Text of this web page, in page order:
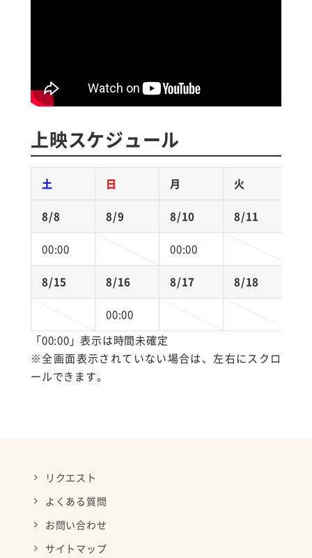
上映スケジュール
土 日 月 火
8/8 8/9 8/10 8/11
00:00 00:00
8/15 8/16 8/17 8/18
00:00
「00:00」表示は時間未確定
※全画面表示されていない場合は、左右にスクロ
ールできます。
リクエスト
よくある質問
お問い合わせ
サイトマップ